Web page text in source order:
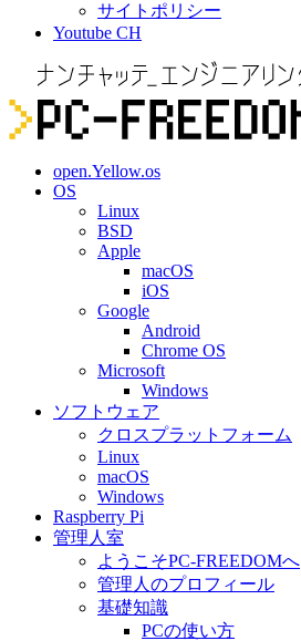
サイトポリシー
Youtube CH
open.Yellow.os
OS
Linux
BSD
Apple
macOS
iOS
Google
Android
Chrome OS
Microsoft
Windows
ソフトウェア
クロスプラットフォーム
Linux
macOS
Windows
Raspberry Pi
管理人室
ようこそPC-FREEDOMへ
管理人のプロフィール
基礎知識
PCの使い方